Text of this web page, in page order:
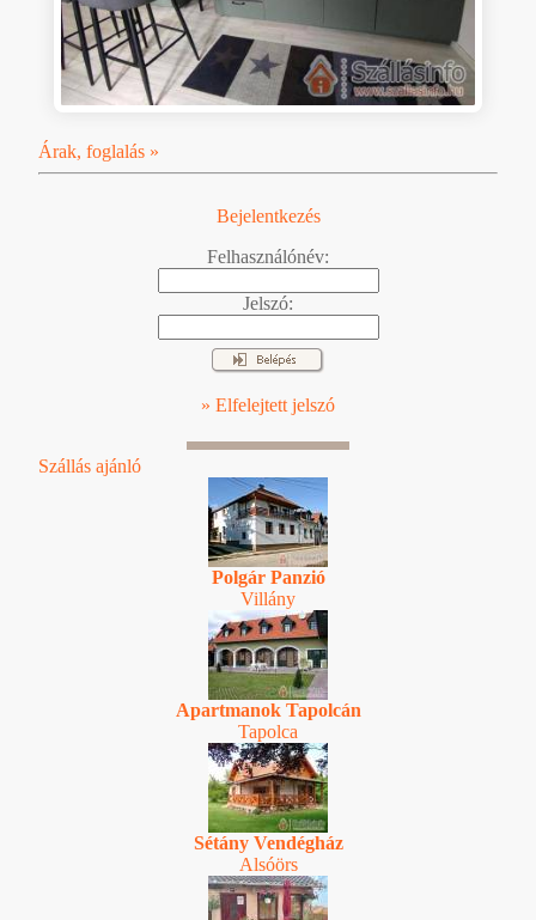
Árak, foglalás »
Bejelentkezés
Felhasználónév:
Jelszó:
» Elfelejtett jelszó
Szállás ajánló
Polgár Panzió
Villány
Apartmanok Tapolcán
Tapolca
Sétány Vendégház
Alsóörs